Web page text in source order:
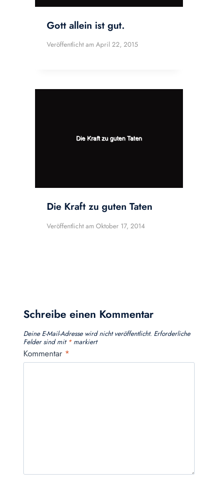
Gott allein ist gut.
Veröffentlicht am April 22, 2015
Die Kraft zu guten Taten
Veröffentlicht am Oktober 17, 2014
Schreibe einen Kommentar
Deine E-Mail-Adresse wird nicht veröffentlicht. Erforderliche
Felder sind mit *markiert
Kommentar *